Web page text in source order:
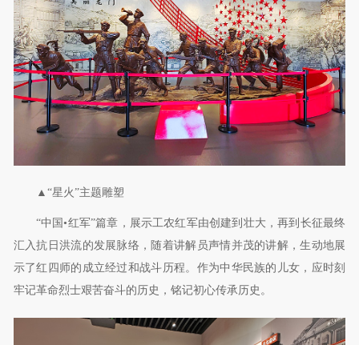
▲“星火”主题雕塑
“中国•红军”篇章，展示工农红军由创建到壮大，再到长征最终
汇入抗日洪流的发展脉络，随着讲解员声情并茂的讲解，生动地展
示了红四师的成立经过和战斗历程。作为中华民族的儿女，应时刻
牢记革命烈士艰苦奋斗的历史，铭记初心传承历史。